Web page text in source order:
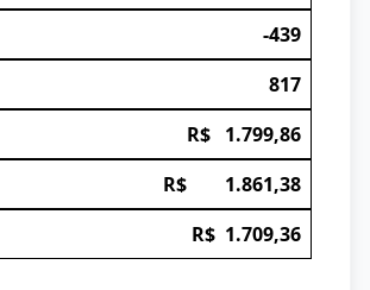
-439
817
R$ 1.799,86
R$ 1.861,38
R$ 1.709,36